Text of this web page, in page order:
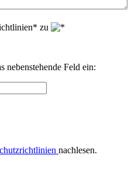
zu
nebenstehende Feld ein:
nachlesen.